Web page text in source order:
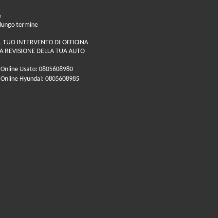
termine
TUO INTERVENTO DI OFFICINA
REVISIONE DELLA TUA AUTO
Usato: 0805608980
Hyundai: 0805608985